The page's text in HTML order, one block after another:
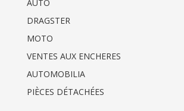
AUTO
DRAGSTER
MOTO
VENTES AUX ENCHERES
AUTOMOBILIA
PIÈCES DÉTACHÉES